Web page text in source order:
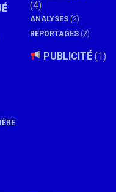
(4)
ANALYSES (2)
REPORTAGES (2)
PUBLICITÉ (1)